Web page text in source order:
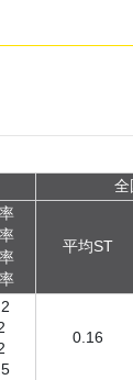
全
平均ST
0.16